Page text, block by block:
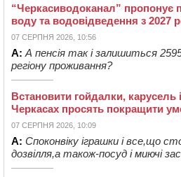
“Черкасиводоканал” пропонує
воду та водовідведення з 2027
07 СЕРПНЯ 2026, 10:56
А: А пенсія так і залишиться
регіону проживання?
Встановити гойдалки, карусель
Черкасах просять покращити
07 СЕРПНЯ 2026, 10:09
А: Споконвіку іграшки і все,що
дозвілля,а також-посуд і миючі